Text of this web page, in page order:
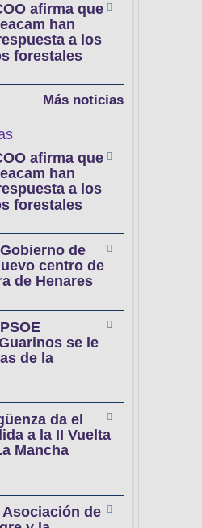
afirma que
han
a los
forestales
Más noticias
afirma que
han
a los
forestales
de
centro de
de Henares
se le
de la
da el
a la II Vuelta
Mancha
Asociación de